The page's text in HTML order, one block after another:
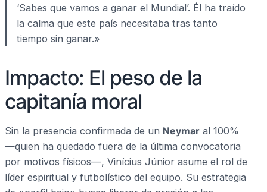
‘Sabes que vamos a ganar el Mundial’. Él ha traído
la calma que este país necesitaba tras tanto
tiempo sin ganar.»
Impacto: El peso de la
capitanía moral
Sin la presencia confirmada de un Neymar al 100%
—quien ha quedado fuera de la última convocatoria
por motivos físicos—, Vinícius Júnior asume el rol de
líder espiritual y futbolístico del equipo. Su estrategia